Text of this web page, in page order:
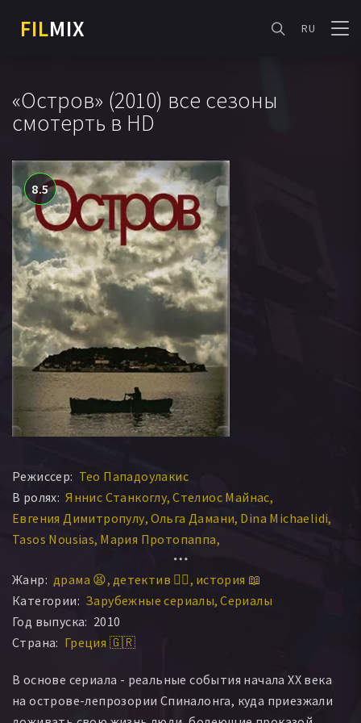
FILMIX RU
«Остров» (2010) все сезоны
смотерть в HD
8.5
Режиссер: Тео Пападоулакис
В ролях: Яннис Станкоглу Стелиос Майнас
Евгения Димитропулу Ольга Дамани Dina Michaelidi
Tasos Nousias Мария Протопаппа
Youlika Skafida
Орфеас Августидис Никос Орфанос
Анастасия Цилимпоу Katerina Misichroni
Александрос Логотетис
Manolis Hourdakis Манос Цагаракис
Эмилиос Хилакис Grigoris Orfanoudakis Aimilios Xilakis
Marinela Vlahaki Katerina Lehou Antipas Ntamotsidis
Жанр: драма 😫 детектив 🕵️‍♂️ история 📖
Категории: Зарубежные сериалы Сериалы
Год выпуска: 2010
Страна: Греция 🇬🇷
В основе сериала - реальные события начала XX века
на острове-лепрозории Спиналонга, куда приезжали